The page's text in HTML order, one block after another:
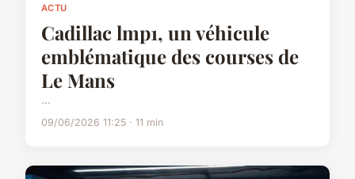
ACTU
Cadillac lmp1, un véhicule
emblématique des courses de
Le Mans
...
09/06/2026 11:25 · 11 min